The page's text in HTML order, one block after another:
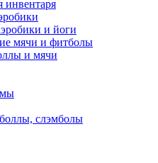
инвентаря
и йоги
мячи и фитболы
и мячи
слэмболы